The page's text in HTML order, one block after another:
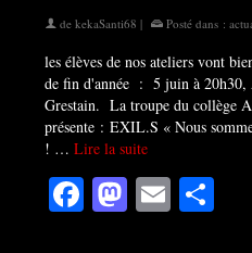
de kekaSanti68 | Posté dans :
les élèves de nos ateliers vont
de fin d'année : 5 juin à 20h30,
Grestain. La troupe du collège
présente : EXIL.S « Nous
! … Lire la suite
Facebook
Mastodon
Email